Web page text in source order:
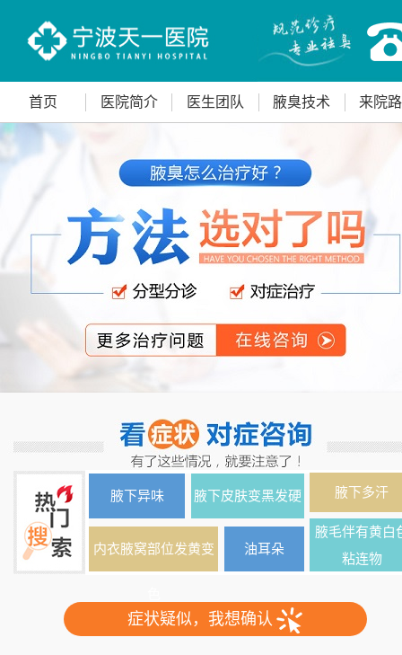
首页 医院简介 医生团队 腋臭技术 来院
腋下异味 腋下皮肤变黑发硬 腋下多汗
内衣腋窝部位发黄变 油耳朵
腋毛伴有黄白
粘连物
症状疑似，我想确认